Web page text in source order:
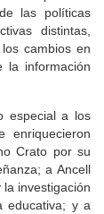
las políticas
distintas,
cambios en
la información
especial a los
enriquecieron
Crato por su
a Ancell
investigación
educativa; y a